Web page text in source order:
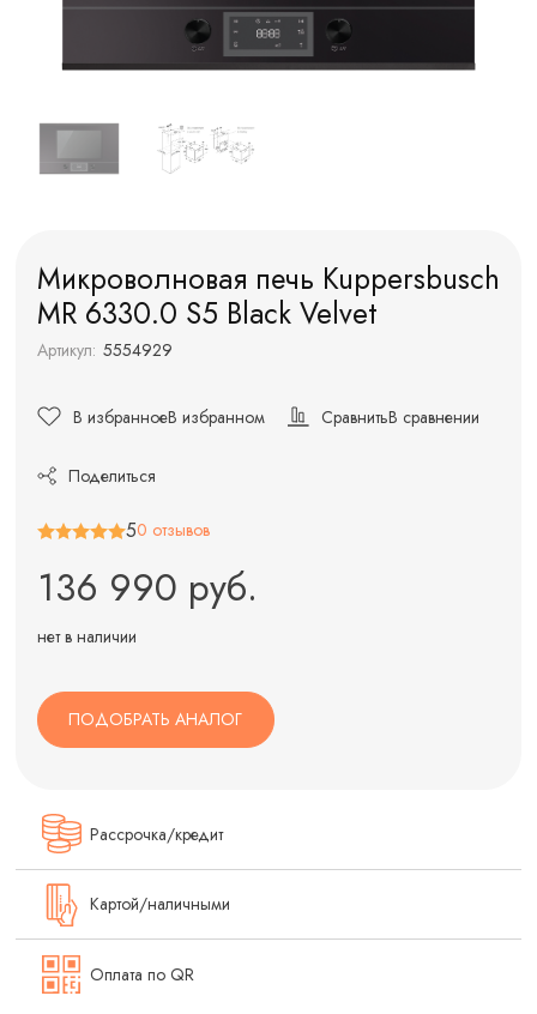
Микроволновая печь Kuppersbusch
MR 6330.0 S5 Black Velvet
Артикул: 5554929
В избранноеВ избранном СравнитьВ сравнении
Поделиться
50 отзывов
136 990 руб.
нет в наличии
ПОДОБРАТЬ АНАЛОГ
Рассрочка/кредит
Картой/наличными
Оплата по QR